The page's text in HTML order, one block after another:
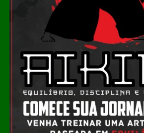
bens de atéR$ 316 milhões
, a
bancário e fiscal dos investigados,
passaportes e outras medidas
Em nota, a PGE-MT informou que irá
investigações e afirmou confiar que
devidamente esclarecidos.
Leia Também: Atletas da APJ
conquistam três medalhas no
Campeonato Sul-Americano de